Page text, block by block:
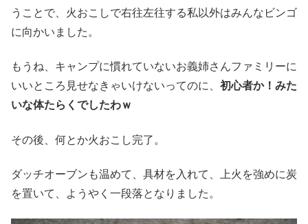
うことで、火おこしで右往左往する私以外はみんなビンゴ
に向かいました。
もうね、キャンプに慣れていないお義姉さんファミリーに
いいところ見せなきゃいけないってのに、 初心者か！みた
いな体たらくでしたわｗ
その後、何とか火おこし完了。
ダッチオーブンも温めて、具材を入れて、上火を強めに炭
を置いて、ようやく一段落となりました。